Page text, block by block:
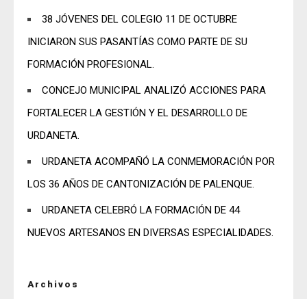
38 JÓVENES DEL COLEGIO 11 DE OCTUBRE
INICIARON SUS PASANTÍAS COMO PARTE DE SU
FORMACIÓN PROFESIONAL.
CONCEJO MUNICIPAL ANALIZÓ ACCIONES PARA
FORTALECER LA GESTIÓN Y EL DESARROLLO DE
URDANETA.
URDANETA ACOMPAÑÓ LA CONMEMORACIÓN POR
LOS 36 AÑOS DE CANTONIZACIÓN DE PALENQUE.
URDANETA CELEBRÓ LA FORMACIÓN DE 44
NUEVOS ARTESANOS EN DIVERSAS ESPECIALIDADES.
Archivos